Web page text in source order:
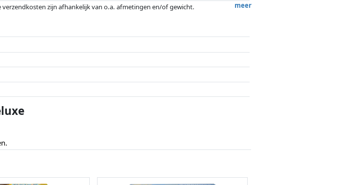
meer
zijn afhankelijk van o.a. afmetingen en/of gewicht.
de volgorde beïnvloeden.